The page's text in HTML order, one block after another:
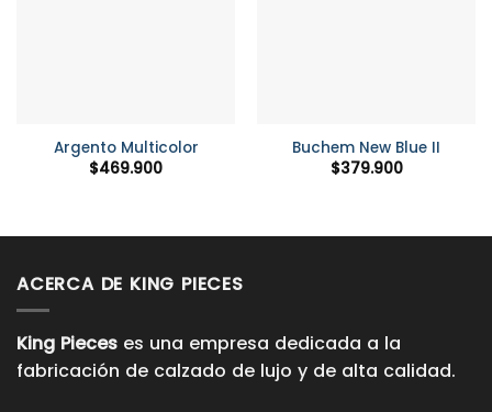
Argento Multicolor
$469.900
Buchem New Blue II
$379.900
ACERCA DE KING PIECES
King Pieces es una empresa dedicada a la
fabricación de calzado de lujo y de alta calidad.